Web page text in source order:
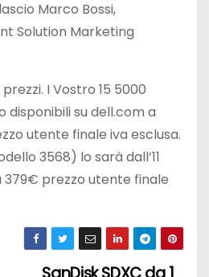
Marco Bossi,
Solution Marketing
I Vostro 15 5000
disponibili su dell.com a
utente finale iva esclusa.
3568) lo sarà dall’11
prezzo utente finale